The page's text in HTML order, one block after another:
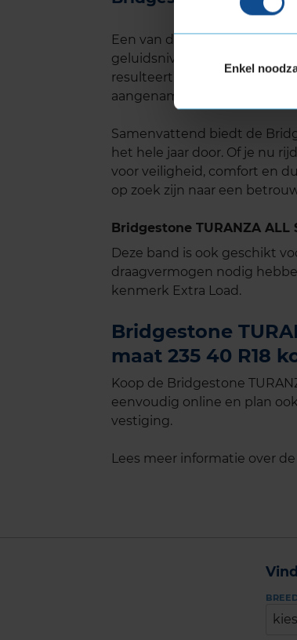
Enkel
Een van de opvallende
geluidsniveau. Het
resulteert in een stillere en
aangenamer en minder
Samenvattend biedt de
het hele jaar door. Of je nu
voor veiligheid, comfort en
op zoek zijn naar een
Bridgestone TURANZA
Deze band is ook geschikt
draagvermogen nodig
kenmerk Extra Load.
Bridgestone
maat 235 40 R18
Koop de Bridgestone
eenvoudig online en plan
vestiging.
Lees meer informatie over
kies